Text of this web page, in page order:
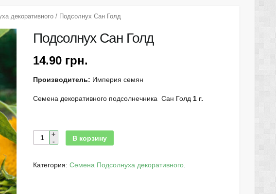
декоративного/ Подсолнух Сан Голд
Подсолнух Сан Голд
14.90 грн.
Производитель: Империя семян
Семена декоративного подсолнечника Сан Голд 1 г.
В корзину
Категория:Семена Подсолнуха декоративного